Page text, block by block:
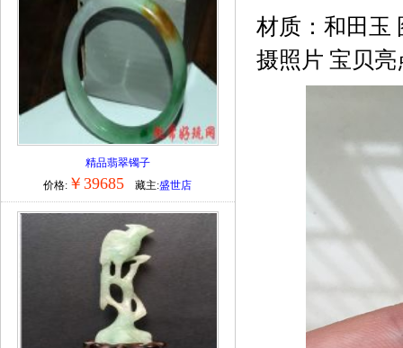
精品翡翠镯子
价格: ￥39685 藏主:盛世店
材质：和田玉
摄照片 宝贝